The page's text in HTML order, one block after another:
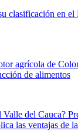
clasificación en
agrícola de
de alimentos
del Cauca?
las ventajas de